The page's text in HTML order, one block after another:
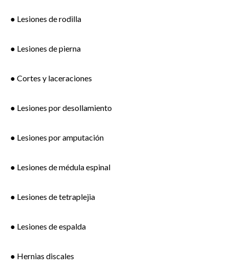
● Lesiones de rodilla
● Lesiones de pierna
● Cortes y laceraciones
● Lesiones por desollamiento
● Lesiones por amputación
● Lesiones de médula espinal
● Lesiones de tetraplejia
● Lesiones de espalda
● Hernias discales